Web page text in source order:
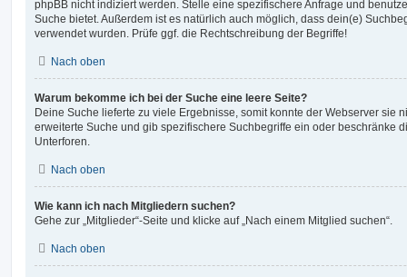
phpBB nicht indiziert werden. Stelle eine spezifischere Anfrage und
Suche bietet. Außerdem ist es natürlich auch möglich, dass dein(e)
verwendet wurden. Prüfe ggf. die Rechtschreibung der Begriffe!
Nach oben
Warum bekomme ich bei der Suche eine leere Seite?
Deine Suche lieferte zu viele Ergebnisse, somit konnte der Webserver sie
erweiterte Suche und gib spezifischere Suchbegriffe ein oder beschränke
Unterforen.
Nach oben
Wie kann ich nach Mitgliedern suchen?
Gehe zur „Mitglieder“-Seite und klicke auf „Nach einem Mitglied suchen“.
Nach oben